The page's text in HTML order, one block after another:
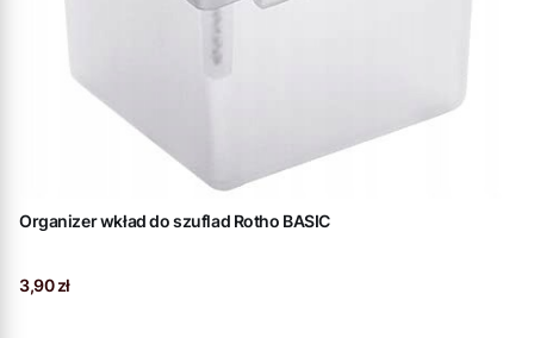
Organizer wkład do szuflad Rotho BASIC
Cena
3,90 zł